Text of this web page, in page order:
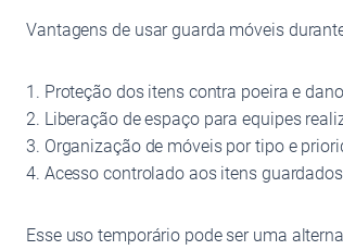
Vantagens de usar guarda móveis
1. Proteção dos itens contra poeira e
2. Liberação de espaço para equipes
3. Organização de móveis por tipo e
4. Acesso controlado aos itens guardados
Esse uso temporário pode ser uma